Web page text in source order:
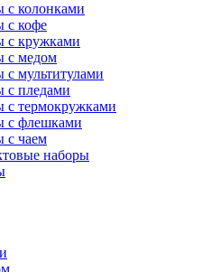
с колонками
с кофе
с кружками
с медом
мультитулами
с пледами
с термокружками
с флешками
с чаем
наборы